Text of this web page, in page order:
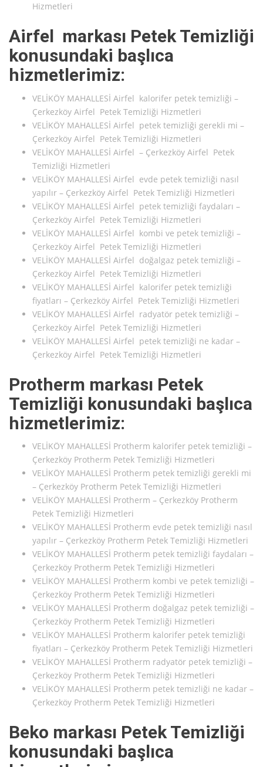
Hizmetleri
Airfel markası Petek Temizliği
konusundaki başlıca
hizmetlerimiz:
VELİKÖY MAHALLESİ Airfel kalorifer petek temizliği –
Çerkezköy Airfel Petek Temizliği Hizmetleri
VELİKÖY MAHALLESİ Airfel petek temizliği gerekli mi –
Çerkezköy Airfel Petek Temizliği Hizmetleri
VELİKÖY MAHALLESİ Airfel – Çerkezköy Airfel Petek
Temizliği Hizmetleri
VELİKÖY MAHALLESİ Airfel evde petek temizliği nasıl
yapılır – Çerkezköy Airfel Petek Temizliği Hizmetleri
VELİKÖY MAHALLESİ Airfel petek temizliği faydaları –
Çerkezköy Airfel Petek Temizliği Hizmetleri
VELİKÖY MAHALLESİ Airfel kombi ve petek temizliği –
Çerkezköy Airfel Petek Temizliği Hizmetleri
VELİKÖY MAHALLESİ Airfel doğalgaz petek temizliği –
Çerkezköy Airfel Petek Temizliği Hizmetleri
VELİKÖY MAHALLESİ Airfel kalorifer petek temizliği
fiyatları – Çerkezköy Airfel Petek Temizliği Hizmetleri
VELİKÖY MAHALLESİ Airfel radyatör petek temizliği –
Çerkezköy Airfel Petek Temizliği Hizmetleri
VELİKÖY MAHALLESİ Airfel petek temizliği ne kadar –
Çerkezköy Airfel Petek Temizliği Hizmetleri
Protherm markası Petek
Temizliği konusundaki başlıca
hizmetlerimiz:
VELİKÖY MAHALLESİ Protherm kalorifer petek temizliği –
Çerkezköy Protherm Petek Temizliği Hizmetleri
VELİKÖY MAHALLESİ Protherm petek temizliği gerekli mi
– Çerkezköy Protherm Petek Temizliği Hizmetleri
VELİKÖY MAHALLESİ Protherm – Çerkezköy Protherm
Petek Temizliği Hizmetleri
VELİKÖY MAHALLESİ Protherm evde petek temizliği nasıl
yapılır – Çerkezköy Protherm Petek Temizliği Hizmetleri
VELİKÖY MAHALLESİ Protherm petek temizliği faydaları –
Çerkezköy Protherm Petek Temizliği Hizmetleri
VELİKÖY MAHALLESİ Protherm kombi ve petek temizliği –
Çerkezköy Protherm Petek Temizliği Hizmetleri
VELİKÖY MAHALLESİ Protherm doğalgaz petek temizliği –
Çerkezköy Protherm Petek Temizliği Hizmetleri
VELİKÖY MAHALLESİ Protherm kalorifer petek temizliği
fiyatları – Çerkezköy Protherm Petek Temizliği Hizmetleri
VELİKÖY MAHALLESİ Protherm radyatör petek temizliği –
Çerkezköy Protherm Petek Temizliği Hizmetleri
VELİKÖY MAHALLESİ Protherm petek temizliği ne kadar –
Çerkezköy Protherm Petek Temizliği Hizmetleri
Beko markası Petek Temizliği
konusundaki başlıca